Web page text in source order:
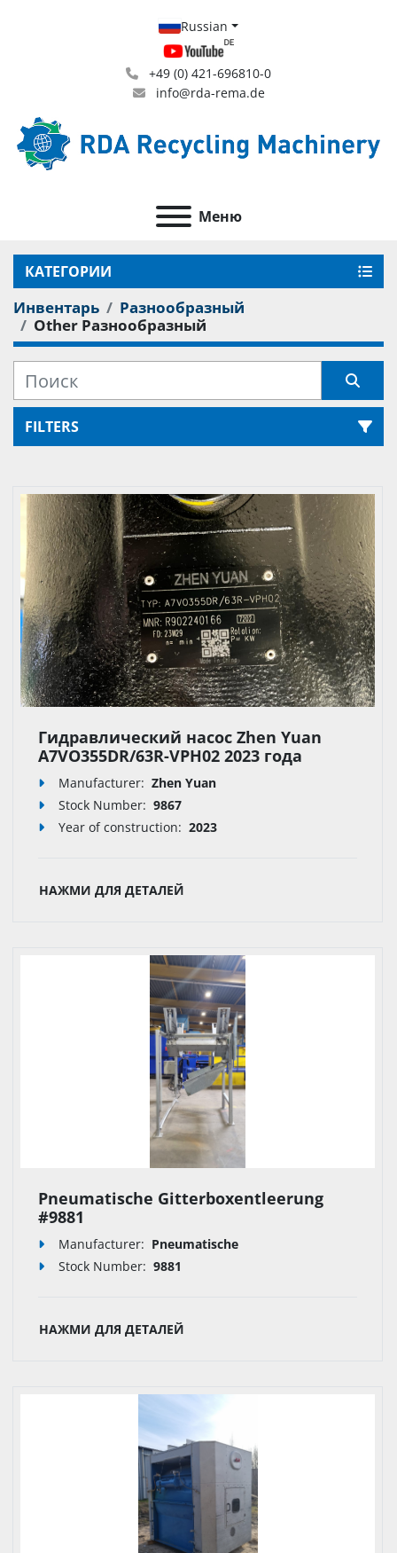
+49 (0) 421-696810-0
info@rda-rema.de
Russian
Меню
КАТЕГОРИИ
Инвентарь
Разнообразный
Other Разнообразный
FILTERS
Гидравлический насос Zhen Yuan
A7VO355DR/63R-VPH02 2023 года
выпуска
Manufacturer: Zhen Yuan
Stock Number: 9867
Year of construction: 2023
НАЖМИ ДЛЯ ДЕТАЛЕЙ
Pneumatische Gitterboxentleerung
#9881
Manufacturer: Pneumatische
Stock Number: 9881
НАЖМИ ДЛЯ ДЕТАЛЕЙ